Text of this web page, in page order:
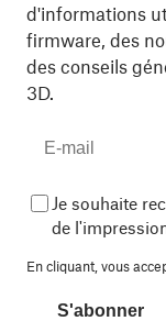
d'informations
firmware, des
des conseils
3D.
Je souhaite
de
En cliquant, vous
S'abonner